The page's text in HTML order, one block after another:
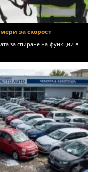
за скорост
за спиране на функции в